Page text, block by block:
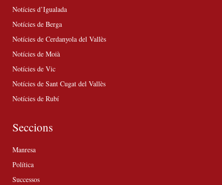
Notícies d’Igualada
Notícies de Berga
Notícies de Cerdanyola del Vallès
Notícies de Moià
Notícies de Vic
Notícies de Sant Cugat del Vallès
Notícies de Rubí
Seccions
Manresa
Política
Successos